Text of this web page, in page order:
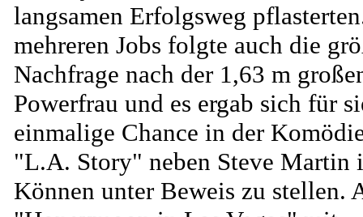
langsamen Erfolgsweg
mehreren Jobs folgte auch die
Nachfrage nach der 1,63 m
Powerfrau und es ergab sich für
einmalige Chance in der
"L.A. Story" neben Steve Martin
Können unter Beweis zu stellen.